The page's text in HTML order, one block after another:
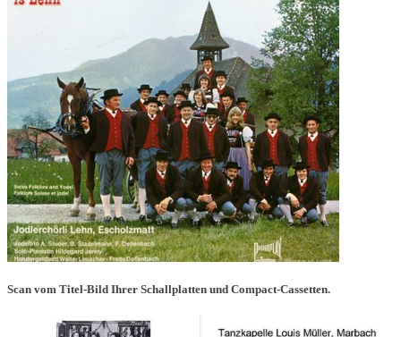
Scan vom Titel-Bild Ihrer Schallplatten und Compact-Cassetten.